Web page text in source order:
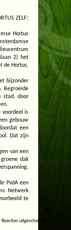
Amsterdamse
Hortus
Botanicus
ZELF;
Hortus
2) het
de Hortus,
bijzonder
Begroeide
stad, door
voordeel is
gebouw
een
Dat zijn
van een
dak
PvdA een
Netwerk
te
Reacties uitgeschakeld